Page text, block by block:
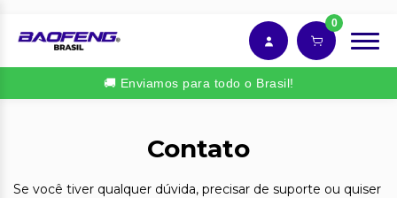
0
🚚 Enviamos para todo o Brasil!
Contato
Se você tiver qualquer dúvida, precisar de suporte ou quiser